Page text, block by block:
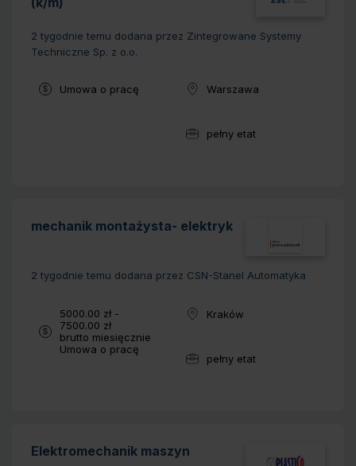
2 tygodnie temu dodana przez Zintegrowane Systemy
Techniczne Sp. z o.o.
Typ umowy:
Umowa o pracę Lokalizacja:
Warszawa
Wymiar pracy:
pełny etat
mechanik montażysta- elektryk
2 tygodnie temu dodana przez CSN-Stanel Automatyka
Wynagrodzenie:
5000.00 zł -
7500.00 zł
brutto miesięcznie
Typ umowy:
Umowa o pracę
Lokalizacja:
Kraków
Wymiar pracy:
pełny etat
Elektromechanik maszyn